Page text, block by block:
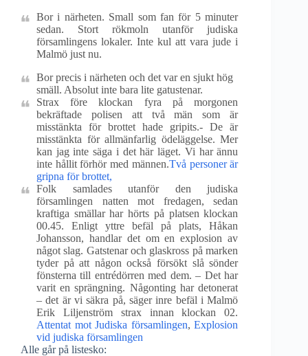
Bor i närheten. Small som fan för 5 minuter
sedan. Stort rökmoln utanför judiska
församlingens lokaler. Inte kul att vara jude i
Malmö just nu.
Bor precis i närheten och det var en sjukt hög
smäll. Absolut inte bara lite gatustenar.
Strax före klockan fyra på morgonen
bekräftade polisen att två män som är
misstänkta för brottet hade gripits.- De är
misstänkta för allmänfarlig ödeläggelse. Mer
kan jag inte säga i det här läget. Vi har ännu
inte hållit förhör med männen.Två personer är
gripna för brottet,
Folk samlades utanför den judiska
församlingen natten mot fredagen, sedan
kraftiga smällar har hörts på platsen klockan
00.45. Enligt yttre befäl på plats, Håkan
Johansson, handlar det om en explosion av
något slag. Gatstenar och glaskross på marken
tyder på att någon också försökt slå sönder
fönsterna till entrédörren med dem. – Det har
varit en sprängning. Någonting har detonerat
– det är vi säkra på, säger inre befäl i Malmö
Erik Liljenström strax innan klockan 02.
Attentat mot Judiska församlingen,Explosion
vid judiska församlingen
Alle går på listesko: